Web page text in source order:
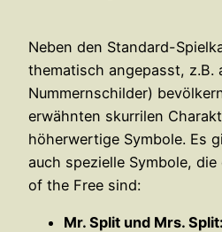
Neben den Standard-
thematisch angepasst, z.B.
Nummernschilder)
erwähnten skurrilen
höherwertige Symbole. Es
auch spezielle Symbole,
of the Free sind:
Mr. Split und Mrs. Split: